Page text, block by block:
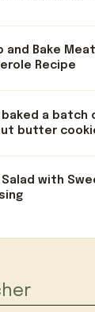
and Bake
Recipe
a batch
butter
Salad with